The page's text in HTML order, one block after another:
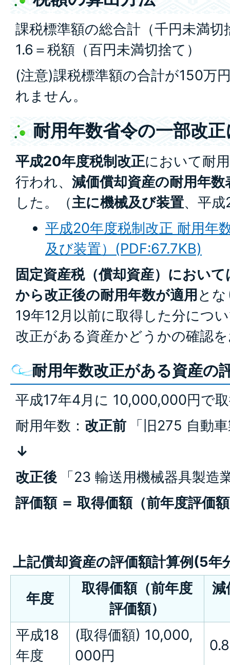
課税標準額の総合計（千円未満
1.6＝税額（百円未満切捨て）
(注意)課税標準額の合計が150万
れません。
耐用年数省令の一部改
平成20年度税制改正において耐
行われ、 減価償却資産の耐用年
した。（主に機械及び装置、平
平成20年度税制改正 耐用年
及び装置）(PDF:67.7KB)
固定資産税（償却資産）におい
から改正後の耐用年数が適用 と
19年12月以前に取得した分につ
改正がある資産かどうかの確認
耐用年数改正がある資産の
平成17年4月に 10,000,000円で
耐用年数： 改正前
「旧275 自動
↓
改正後
「23 輸送用機械器具製造
評価額 ＝ 取得価額（前年度評価
上記償却資産の評価額計算例(5年
年度
取得価額（前年度
評価額）
減
平成18
年度
(取得価額) 10,000,
000円